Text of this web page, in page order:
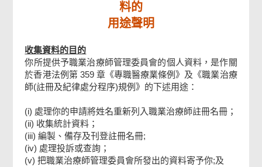
料的
用途聲明
收集資料的目的
你所提供予職業治療師管理委員會的個人資料，是作關
於香港法例第 359 章《專職醫療業條例》及《職業治療
師(註冊及紀律處分程序)規例》的下述用途：
(i) 處理你的申請將姓名重新列入職業治療師註冊名冊；
(ii) 收集統計資料；
(iii) 編製、備存及刊登註冊名冊;
(iv) 處理投訴或查詢；
(v) 把職業治療師管理委員會所發出的資料寄予你;及